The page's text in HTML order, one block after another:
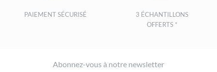
PAIEMENT SÉCURISÉ
3 ÉCHANTILLONS
OFFERTS *
Abonnez-vous à notre newsletter